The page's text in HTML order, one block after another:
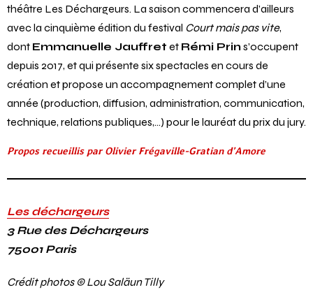
théâtre Les Déchargeurs. La saison commencera d’ailleurs
avec la cinquième édition du festival Court mais pas vite,
dont Emmanuelle Jauffret et Rémi Prins’occupent
depuis 2017, et qui présente six spectacles en cours de
création et propose un accompagnement complet d’une
année (production, diffusion, administration, communication,
technique, relations publiques,…) pour le lauréat du prix du jury.
Propos recueillis par Olivier Frégaville-Gratian d’Amore
Les déchargeurs
3 Rue des Déchargeurs
75001 Paris
Crédit photos © Lou Saläun Tilly